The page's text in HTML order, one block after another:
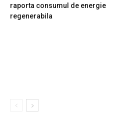
raporta consumul de energie
regenerabila